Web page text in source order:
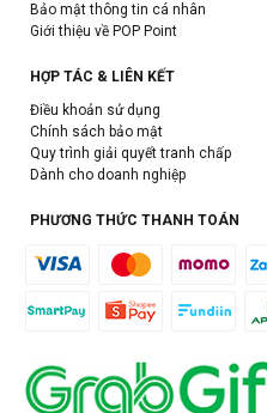
Bảo mật thông tin cá nhân
Giới thiệu về POP Point
HỢP TÁC & LIÊN KẾT
Điều khoản sử dụng
Chính sách bảo mật
Quy trình giải quyết tranh chấp
Dành cho doanh nghiệp
PHƯƠNG THỨC THANH TOÁN